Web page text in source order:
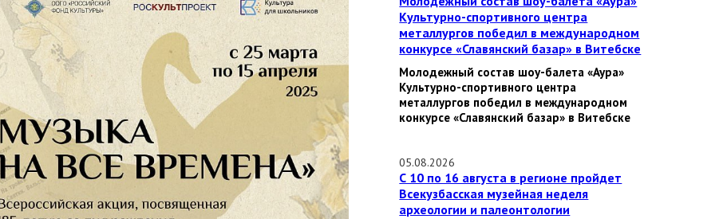
Культурно-спортивного центра
металлургов победил в международном
конкурсе «Славянский базар» в Витебске
Молодежный состав шоу-балета «Аура»
Культурно-спортивного центра
металлургов победил в международном
конкурсе «Славянский базар» в Витебске
05.08.2026
С 10 по 16 августа в регионе пройдет
Всекузбасская музейная неделя
археологии и палеонтологии